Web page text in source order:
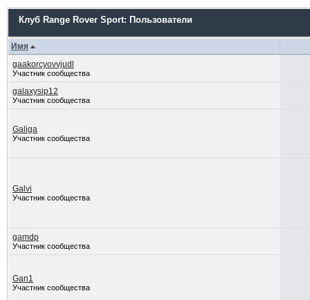
Клуб Range Rover Sport: Пользователи
Имя
gaakorcyovvjudl
Участник сообщества
galaxysip12
Участник сообщества
Galiga
Участник сообщества
Galvi
Участник сообщества
gamdp
Участник сообщества
Gan1
Участник сообщества